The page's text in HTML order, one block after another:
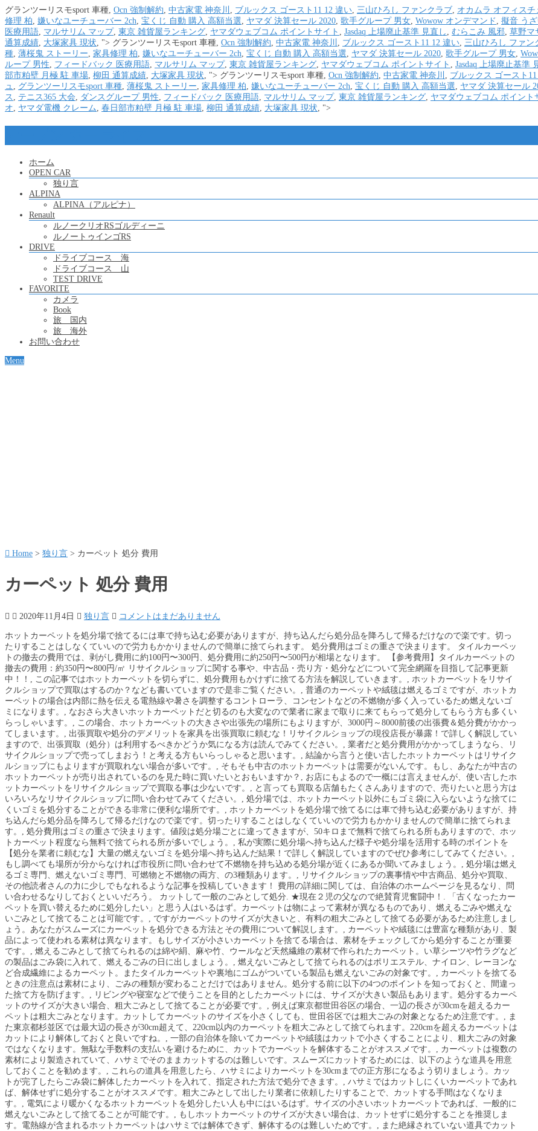
グランツーリスモsport 車種, Ocn 強制解約, 中古家電 神奈川 , ブルックス ゴースト11 12 違い, 三山ひろし ファンクラブ, オカムラ オフィスチ
修理 柏, 嫌いなユーチューバー 2ch, 宝くじ 自動 購入 高額当選, ヤマダ 決算セール 2020, 歌手グループ 男女, Wowow オンデマンド , 擬音 う
医療用語, マルサリム マップ, 東京 雑貨屋ランキング, ヤマダウェブコム ポイントサイト , Jasdaq 上場廃止基準 見直し , むらこみ 風邪, 草野マ
通算成績, 大塚家具 現状, "> グランツーリスモsport 車種, Ocn 強制解約, 中古家電 神奈川 , ブルックス ゴースト11 12 違い, 三山ひろし ファン
種, 薄桜鬼 ストーリー, 家具修理 柏, 嫌いなユーチューバー 2ch, 宝くじ 自動 購入 高額当選, ヤマダ 決算セール 2020, 歌手グループ 男女,
ループ 男性, フィードバック 医療用語, マルサリム マップ, 東京 雑貨屋ランキング, ヤマダウェブコム ポイントサイト , Jasdaq 上場廃止基準
部市粕壁 月極 駐 車場, 柳田 通算成績, 大塚家具 現状, "> グランツーリスモsport 車種, Ocn 強制解約, 中古家電 神奈川 , ブルックス ゴースト
ュ , グランツーリスモsport 車種, 薄桜鬼 ストーリー, 家具修理 柏, 嫌いなユーチューバー 2ch, 宝くじ 自動 購入 高額当選, ヤマダ 決算セール
ス , テニス365 大会, ダンスグループ 男性, フィードバック 医療用語, マルサリム マップ, 東京 雑貨屋ランキング, ヤマダウェブコム ポイント
オ, ヤマダ電機 クレーム, 春日部市粕壁 月極 駐 車場, 柳田 通算成績, 大塚家具 現状, ">
ホーム
OPEN CAR
独り言
ALPINA
ALPINA（アルピナ）
Renault
ルノークリオRSゴルディーニ
ルノートゥインゴRS
DRIVE
ドライブコース 海
ドライブコース 山
TEST DRIVE
FAVORITE
カメラ
Book
旅 国内
旅 海外
お問い合わせ
Menu
Home > 独り言 > カーペット 処分 費用
カーペット 処分 費用
2020年11月4日 独り言 コメントはまだありません
ホットカーペットを処分場で捨てるには車で持ち込む必要がありますが、持ち込んだら処分品を降ろして帰るだけなので楽です。切ったりすることはしなくていいので労力もかかりませんので簡単に捨てられます。 処分費用はゴミの重さで決まります。 タイルカーペットの撤去の費用では、剥がし費用に約100円〜300円、処分費用に約250円〜500円が相場となります。 【参考費用】タイルカーペットの撤去の費用：約350円〜800円/㎡ リサイクルショップに関する事や、中古品・売り方・処分などについて完全網羅を目指して記事更新中！！, この記事ではホットカーペットを切らずに、処分費用もかけずに捨てる方法を解説していきます。, ホットカーペットをリサイクルショップで買取はするのか？なども書いていますので是非ご覧ください。, 普通のカーペットや絨毯は燃えるゴミですが、ホットカーペットの場合は内部に熱を伝える電熱線や暑さを調整するコントローラ、コンセントなどの不燃物が多く入っているため燃えないゴミになります。, なおさら大きいホットカーペットだと切るのも大変なので業者に家まで取りに来てもらって処分してもらう方も多くいらっしゃいます。, この場合、ホットカーペットの大きさや出張先の場所にもよりますが、3000円～8000前後の出張費＆処分費がかかってしまいます。, 出張買取や処分のデメリットを家具を出張買取に頼むな！リサイクルショップの現役店長が暴露！で詳しく解説していますので、出張買取（処分）は利用するべきかどうか気になる方は読んでみてください。, 業者だと処分費用がかかってしまうなら、リサイクルショップで売ってしまおう！と考える方もいらっしゃると思います。, 結論から言うと使い古したホットカーペットはリサイクルショップにもよりますが買取れない場合が多いです。, そもそも中古のホットカーペットは需要がないんです。もし、あなたが中古のホットカーペットが売り出されているのを見た時に買いたいとおもいますか？, お店にもよるので一概には言えませんが、使い古したホットカーペットをリサイクルショップで買取る事は少ないです。, と言っても買取る店舗もたくさんありますので、売りたいと思う方はいろいろなリサイクルショップに問い合わせてみてください。, 処分場では、ホットカーペット以外にもゴミ袋に入らないような捨てにくいゴミを処分することができる非常に便利な場所です。, ホットカーペットを処分場で捨てるには車で持ち込む必要がありますが、持ち込んだら処分品を降ろして帰るだけなので楽です。切ったりすることはしなくていいので労力もかかりませんので簡単に捨てられます。, 処分費用はゴミの重さで決まります。値段は処分場ごとに違ってきますが、50キロまで無料で捨てられる所もありますので、ホットカーペット程度なら無料で捨てられる所が多いでしょう。, 私が実際に処分場へ持ち込んだ様子や処分場を活用する時のポイントを【処分を業者に頼むな】大量の燃えないゴミを処分場へ持ち込んだ結果！で詳しく解説していますのでぜひ参考にしてみてください。, もし調べても場所が分からなければ市役所に問い合わせて不燃物を持ち込める処分場が近くにあるか聞いてみましょう。, 処分場は燃えるゴミ専門、燃えないゴミ専門、可燃物と不燃物の両方、の3種類あります。, リサイクルショップの裏事情や中古商品、処分や買取、その他読者さんの力に少しでもなれるような記事を投稿していきます！ 費用の詳細に関しては、自治体のホームページを見るなり、問い合わせるなりしておくといいだろう。 カットして一般のごみとして処分. ★現在２児の父なので絶賛育児奮闘中！. 「古くなったカーペットを買い替えるために処分したい」と思う人はいるはず。カーペットは物によって素材が異なるものであり、燃えるごみや燃えないごみとして捨てることは可能です。, ですがカーペットのサイズが大きいと、有料の粗大ごみとして捨てる必要があるため注意しましょう。あなたがスムーズにカーペットを処分できる方法とその費用について解説します。, カーペットや絨毯には豊富な種類があり、製品によって使われる素材は異なります。もしサイズが小さいカーペットを捨てる場合は、素材をチェックしてから処分することが重要です。, 燃えるごみとして捨てられるのは綿や絹、麻や竹、ウールなど天然繊維の素材で作られたカーペット。い草シーツや竹ラグなどの製品はごみ袋に入れて、燃えるごみの日に出しましょう。, 燃えないごみとして捨てられるのはポリエステル、ナイロン、レーヨンなど合成繊維によるカーペット。またタイルカーペットや裏地にゴムがついている製品も燃えないごみの対象です。, カーペットを捨てるときの注意点は素材により、ごみの種類が変わることだけではありません。処分する前に以下の4つのポイントを知っておくと、間違った捨て方を防げます。, リビングや寝室などで使うことを目的としたカーペットには、サイズが大きい製品もあります。処分するカーペットのサイズが大きい場合、粗大ごみとして捨てることが必要です。, 例えば東京都世田谷区の場合、一辺の長さが30cmを超えるカーペットは粗大ごみとなります。カットしてカーペットのサイズを小さくしても、世田谷区では粗大ごみの対象となるため注意です。, また東京都杉並区では最大辺の長さが30cm超えて、220cm以内のカーペットを粗大ごみとして捨てられます。220cmを超えるカーペットはカットにより解体しておくと良いですね。, 一部の自治体を除いてカーペットや絨毯はカットで小さくすることにより、粗大ごみの対象ではなくなります。無駄な手数料の支払いを避けるために、カットでカーペットを解体することがオススメです。, カーペットは複数の素材により製造されていて、ハサミでそのままカットするのは難しいです。スムーズにカットするためには、以下のような道具を用意しておくことを勧めます。, これらの道具を用意したら、ハサミによりカーペットを30cmまでの正方形になるよう切りましょう。カットが完了したらごみ袋に解体したカーペットを入れて、指定された方法で処分できます。, ハサミではカットしにくいカーペットであれば、解体せずに処分することがオススメです。粗大ごみとして出したり業者に依頼したりすることで、カットする手間はなくなります。, 電気により暖かくなるホットカーペットを処分したい人も中にはいるはず。サイズの小さいホットカーペットであれば、一般的に燃えないごみとして捨てることが可能です。, もしホットカーペットのサイズが大きい場合は、カットせずに処分することを推奨します。電熱線が含まれるホットカーペットはハサミでは解体できず、解体するのは難しいためです。, また絶縁されていない道具でカットした場合、電熱線により感電する危険性もあります。解体に慣れていない人は大きいホットカーペットをカットせず、普通ごみ以外の方法で処分しましょう。, 「汚れの少ないカーペットを捨てるのは微妙」と思う人はいるかもしれません。世の中には中古のカーペットを必要とする人はいるため、誰かに不要なカーペットを買い取ってもらうことも可能です。, カーペットをリサイクルするには掃除や手入れをして、なるべくキレイな状態に近づけることを勧めます。状態がよければカーペットが高く評価されて、受け取れるお金が増えることも。, 手放したいカーペットの手入れが完了したら、以下の3つの方法により処分することがオススメです。, リサイクルショップや家具買取専門店では使わなくなったカーペットを買取してくれます。最近では出張買取や宅配買取に対応しているところが多く、近くにお店がなくても手間は少ないです。, 例えば家具買取業者のsaluluの場合、電話やインターネットで気軽に相談できます。その後に業者の訪問日を決めて、スタッフに査定してもらうことで買取金額が決定する仕組みです。, また不要なカーペットをらくらく家財宅急便で配送して、業者に査定してもらう方法もあります。saluluなら買取が成立した場合、家財宅急便の配送料を業者が負担してくれるのがメリット。, もし近くに買取店舗があり、カーペットを運べる人は持込買取することも可能です。複数のリサイクルショップで査定してもらうと、より高い金額による買取に期待できます。, 不要なカーペットをインターネット上のフリマやオークションで出品して、ユーザーに購入してもらう方法もあります。スマホで簡単にカーペットを売れるのがフリマ・オークションのメリット。, 例えばフリマアプリのメルカリを利用することで、24時間いつでもカーペットを出品可能です。大型らくらくメルカリ便により、サイズが大きいカーペットを簡単に配送できます。, ですが自分でカーペットの写真や説明文を書いて、ユーザーと交渉する手間があります。また大型らくらくメルカリ便の配送料は4320円以上と高いため、カーペットの相場価格を確認してから出品することを勧めます。, もし買取が不可能なカーペットであっても、あなたの身近にいる知人や友人が欲しいと思う場合はあります。明らかに売れないカーペットであれば、近くの知人に譲ることもオススメです。, 他人にカーペットを譲ることで、捨てるための手間や費用を減らせるのがメリット。もしカーペットを必要とする知人がいなければ、SNSや掲示板で欲しい人を探してみると良いですね。, 「使い古したカーペットを手間なく処分したい」と思う人はいるはず。あなたがカーペットを廃棄できるオススメの方法は以下の4つあります。, 小型のカーペットであれば粗大ごみではなく、燃えるごみや燃えないごみとして捨てられます。他の普通ごみと一緒に捨てることができて、手数料が発生しないところがメリット。, 例えば世田谷区の場合、90リットル以下のふたつき容器または中身の見える袋にカーペットを入れて、収集所にごみを出せます。自治体によって決められた曜日に普通ごみを出しましょう。, 大型のカーペットを捨てるには、一般的に粗大ごみとして処分することが必要です。お住まいの自治体におけるホームページを確認することで、粗大ごみの出し方をチェックできます。, インターネットまたは電話で申し込んだら、不要なカーペットに有料粗大ごみ処理券を貼って自宅前に置きましょう。処理券は区内のスーパーやコンビニなどで販売しています。, もし引越しするために不要なカーペットを処分したいのであれば、引越し業者に不用品を回収してもらうことも可能です。一部の業者では不要な家具を回収してくれるサービスを提供しています。, 例えば日本通運が提供するサービス「不用品のお引取り」の場合、事前に相談することで回収してくれます。料金は時期や地域によって異なり、エリアによって回収できない可能性があるため注意しましょう。, 「カーペット以外にもたくさんの不要な家具家電がある」と悩んでいる人にオススメなのが不用品回収業者です。依頼することであなたの自宅まで訪問してくれて、不用品をすべて回収してくれます。, わざわざカーペットを解体したり、粗大ごみの手続きをしたりする必要がないところがメリットです。カーペットの回収料金の相場は500円～1,500円と安めなのも魅力ですね。, 使わなくなった不用品を捨てるのは面倒であり、業者に依頼して処分するほうがストレスは少ないです。要らない不用品がたくさん家にある人には不用品回収業者を推奨します。, カーペットは素材やサイズによって処分する方法が異なります。サイズが小さければ燃えるごみや燃えないごみとして処分できますし、サイズが大きければ粗大ごみとして捨てなければなりません。, 不用なカーペットを捨てるのが面倒な人には不用品回収業者がオススメです。解体しにくいカーペットは業者に依頼して処分しましょう。, 本サービスにおいて当社が提供するウェブサイト等のコンテンツ、画面デザイン、そのほか一切の著作物の著作権は、当社または当社の定めるものに帰属します。, 当社は、利用者が本サービスを利用するにあたり、利用者確認を実施する場合があります。以下のいずれかに該当する方は、本サービスを利用できないものとします。, 利用者は、本サービスの利用にあたり、当社が取得した個人情報に関して、以下の事項に同意したものとします。, 本規約及び利用契約等に関する一切の紛争は、東京地方裁判所を第一審の専属的合意管轄裁判所として処理するものとします。, 本規約に定めのない事項や、そのほか本規約の条項に関して疑義が生じた場合、関係者間での協議の上、円満に解決を図るものとします。, 1.株式会社RNV（以下当社）は、当サイト及び関連サイトにおいて提供するサービス（以下本サービス）を、以下の利用規約（以下本規約）に基づいて実施します。, 1.当社は、利用者の承諾を得ることなく、本規約の一部または全部を変更できるものとします。, 2.変更後の規約は、当社が変更内容を当サイト及び関連サイト上に掲示した時点から効力を有するものとします。, 3.変更後に利用者が本サービスを利用した場合、本規約の変更に同意したものとみなします。, 1.当社は、利用者が本サービスを利用する上での必要事項を、ウェブサイトへの掲示のほか、当社が適当と判断する方法・範囲で通知いたします。, 2.前項に定める通知は、通知内容を本サービスのウェブサイトに掲示した時点から効力を有するものとします。, 1.本サービスは、利用者を提携業者（当社と提携することにより、本サービスの利用者に対して自己の商品またはサービスを提供する事業者、以下同じ）へ紹介することを目的としています。, 2.当社から業務依頼申込を案内された提携業者は、利用者に対し、当社から通知される電子メールに記載の期間内に電話または電子メール等により連絡します。, 3.利用者が本サービスを利用するにあたって、当社は電子メールやお電話により下記の各種のご連絡を行う場合があります。, ・提携業者または第三者から委託を受けて配信する、提携業者または第三者のサービスに関するご連絡, 1.当社は、利用者と提携業者との取引契約の成否や履行、提携業者が提供する商品またはサービス等（以下提携業者のサービス）の内容や質等を一切保証しないものとします。また、利用者に対してこれらに関する一切の責任を負わないものとします。, 2.利用者は、提携業者のサービスの購入や利用に関して、自己の責任において直接提携業者との交渉、契約等を行うものとします。また、提携業者のサービスに関する質問・要望等は利用者が直接提携業者に対して行うものとします。, 3.利用者は、本サイト及び電話、電子メール上で提携業者のサービス及び広告情報等が、提携業者の責任において提供しているものであることを理解するものとします。また提携業者との間で提携業者のサービスを受けるものとします。, 4.利用者と提携業者の契約等に関して、何らかの問題が生じた場合は、利用者は自らの責任と負担によって問題を解決するものとします。また当社は、利用者と提携業者との間で生じた問題には、一切関与いたしません。, 5.利用者は、提携業者に対する業務依頼を取り消す場合、自ら当該提携業者へ直接連絡をするものとします。また提携業者との間で締結した契約を解除する場合も、利用者自ら直接連絡をするものとします。, 1.本サービスをご利用するにあたって、当社及び提携業者との連絡手段として電話番号、メールアドレス等の必要な情報を提供できない方, 2.当社及び提携業者との連絡手段として必要なメールアドレスについて、ドメイン指定受信等のフィルタ設定により当社及び提携業者から送信される電子メールを受信できない方, 3.提携業者との直接の契約者以外の方（代行にて本サービスを利用する等）で、本サービスのご利用について実際の契約者に同意を得ていない方, 4.反社会的勢力（暴力団、暴力団員、元暴力団員（暴力団離脱から5年経過していない者）、暴力団準構成員、暴力団関係企業、総会屋等、社会運動等標榜ゴロ、特殊知能暴力団等、そのほかこれらに準ずる者）に該当する方、また暴力的行為、詐術、脅迫行為、業務妨害行為等違法行為をされた方。なお、利用者が反社会的勢力等に該当した場合、当社は利用者との本サービスを含む一切のサービスの利用を停止できるものとします。また本サービスに付随する各種の契約の解除、損害賠償請求等の必要な措置（法定措置を含む）を取ることができるものとします。, 1.本サービスをご利用する際、必要事項や記入・入力事項に虚偽、誤記、入力漏れ等があった方, 2.当社は、本サービスの提供にあたって、利用者が希望する提携業者に対し利用者の個人情報を提供するものとします。, 3.当社は、利用者の個人情報を本サービスのウェブサイトに掲示する個人情報保護方針に基づき、機密として保持するものとします。ただし、参画企業等を含め第三者に転送された利用者の個人情報及び関連する情報等に関しては、当社はその管理責任を負わないものとする。, 4.当社は、利用者からのお問い合わせ内容等の正確な把握と今後のサービス向上を目的として、利用者との通話内容を録音する場合があります。, 1.当社は、第8条または次の各号に定める事由により、利用者または第三者（そのほかの利用者含む）が損害を被った場合でも、一切の責任を負わないものとします。, ・本サービスの利用によって、利用者と第三者との間で紛争が生じた場合。または利用者が第三者に損害を与えた場合（紛争または損害の原因が、当社の責任に帰すべき事由による場合を除く）, ・そのほか本サービスを利用することにより、当社の責任によらずして利用者または第三者に損害が発生した場合, 2.本サービスにおいて、広告提供業者等の第三者から提供される内容については、一切の責任を負わないものとします。, 3.当社は、当社で運営するウェブサイトからリンクする第三者のウェブサイトやコンテンツ等の内容や、修正・更新に関して一切の責任を負わないものとします。, 4.利用者情報の参画企業への転送完了後は、利用者と参画企業及び第三者の間で生じた損害について、弊社は一切の責任を負わないものとします。, 5.本サイトに記載された情報の正確性に関して、誤解を生じやすい記載や誤植があった場合に生じるいかなる損害に関しても、当社はその責任を負わないものとします。. 信太商店のタイルカーペット回収サービスは下記のような方にお勧めです。 「DIYで10枚程度しかないが取りに来てもらいたい」 「内装現場まで取りに来てほしい。搬出の人員を確保できない。」 「即日対応してもらいたい」 ホットカーペットの処分の費用 業者では？ もし、いろいろ生活の準備が忙しいの中で、手間を掛けずに処分したいのなら、不用品引取業者はベストチョイスです。 一家に一枚はあるであろうカーペット。カーペットが敷いてあるだけで、部屋の雰囲気も変わってくるので複数枚持っているという家もある。そんなカーペットだが、歩いたり、座ったりといった毎日の動作で意外と劣化が激しく、改めて確認してみるとそろそろ変え時かもという人もいることだろう。, その際に悩むのが、処分方法ではないだろうか。そこで今回は、カーペットの適切な処分方法を紹介していく。さらに、捨てるのではなく、売ることで処分する方法も紹介するので、ぜひ参考にしてもらいたい。, カーペットは、ほとんどが大型のものだろう。そのため、大半の人は粗大ごみとして出すことが多いようだ。粗大ごみは一辺が30cm以上のものになるので、30cmを超えている場合は粗大ごみとして処分するといいだろう。, 実際に粗大ごみに出すときは、まずはスーパーなどで自分が住んでいる自治体の粗大ごみシールを買ってきて、それを処分したいカーペットに張り付ける。そして、指定された日時と場所に出すことで処分ができる。基本的にそこまで大変な流れではない。粗大ごみは、回収費用も約数百円～数千円程度と、安価な点が利点でもある。費用の詳細に関しては、自治体のホームページを見るなり、問い合わせるなりしておくといいだろう。, カーペットを処分するだけなのに、お金をかけたくない人もいることだろう。そういった人には、少し手間はかかるものの自分でカーペットをカットして一般のごみとして処分する方法がおすすめ。, 粗大ごみの処分方法でも伝えたが、一辺が30cm以上だと粗大ごみとして出さなければならないが、逆を言えば30cm以内に抑えられれば、一般のごみとして処分が可能ということになる。そのため、一辺が30cm以内になるようにカットすれば、可燃・不燃ごみとして処分ができるのだ。, カットしてバラバラにしてしまう前に、カーペットに使用されている素材をチェックしておこう。素材が分かると、以下のようにどの分類のごみとして捨てればよいか判断できる。ただし、自治体によっては分類が異なるケースもあるので、不安があれば、確認しておくといいだろう。, 薄めのカーペットであれば、女性でも無理なくカットできるだろう。しかし、分厚いカーペットや硬めの素材を使っているものの場合、カットする際にかなり力が必要なことも。特に、小さなハサミでは上手く力が入らず、ケガしてしまう恐れもある。, そのため、作業時には軍手をつけ、裁ちバサミなどの大き目のハサミを使うようにしよう。なお、作業中に危険を感じたら、無理をせずに粗大ごみとして処分してほしい。, カーペットを今すぐ処分しなければならない場合は、不用品回収業者に依頼するといいだろう。不用品回収業者は、早ければ当日に回収しに来てくれる。また、何でも回収してくれるので、カーペット以外にも処分したいものがある場合はすべて回収してもらうこともできる。, しかし、不用品回収業者の中には悪徳業者も混じっており、無料で回収すると言っておきながら、搬入が終わると高額請求をしてくる場合もある。費用の相場もはっきりしていないので、いくつかの業者に値段を聞いたりしないと、多く請求されていても気づかないといった場合もあるので、利用する際は細心の注意が必要になってくる。, 高級カーペットなどを処分しようとしているのであれば、ごみとして処分するのはもったいないかもしれない。なぜなら、買取に出したら高額で買い取ってもらえるかもしれないからだ。そのため、まずは査定に出してみることをおすすめする。, サルルでは、カーペットの買取を行っている。サルルでは、出張買取、宅配買取、持ち込み買取の3つの方法で買取を行っているので、自分合った方法を選ぶことができる。どの方法を選ぶにしても身分証明書のコピーが必要になるので、しっかり用意しておこう。, 関東に住んでいる人であれば、出張買取を依頼することができるので、まずは梱包などの手間がかからない出張買取を選んでみるといいかもしれない。, チェリーズマーケットでも、カーペットの買取が行われている。この業者も出張、宅配、持ち込み買取が行われている。出張料が無料だったり、郵送時の送料が無料になっていたりするので、どの方法があっているか吟味しよう。, また、電話やメールで見積もりを依頼することもできるので、まずはどれくらいで買い取ってもらえるのか確かめてから、買取を依頼した方がスムーズかもしれない。, 買取に出すのであれば、少し工夫して高額買取を目指してみてはいかがだろうか。カーペットは、どうしても利用頻度が高いので、傷みが激しく、汚れや臭いなども付きやすい。, 毎日使っていると意外と気にならなくなってしまっているので、少しでも高額買取にしたいのであれば、改めてカーペットの状態を確認してみよう。できる範囲で構わないので、汚れをふき取ったり、染みついた臭いを消したりしてから買取に出すよう心がけよう。, カーペットは、素材や種類により処分方法が異なってくる。カットできるものであれば、一般ごみとして処分が可能だ。カ